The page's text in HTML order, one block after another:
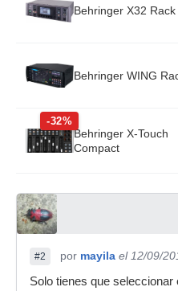
Behringer X32 Rack
Behringer WING
-32%
Behringer X-Touch
Compact
#2 por mayila el 12/09/
Solo tienes que seleccionar